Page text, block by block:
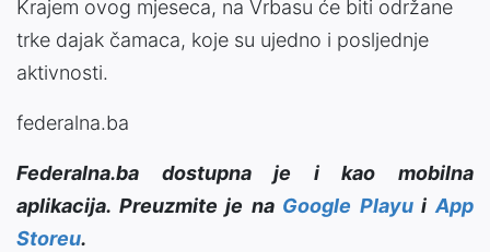
Krajem ovog mjeseca, na Vrbasu će biti održane
trke dajak čamaca, koje su ujedno i posljednje
aktivnosti.
federalna.ba
Federalna.ba dostupna je i kao mobilna
aplikacija. Preuzmite je na Google PlayuiApp
Storeu.